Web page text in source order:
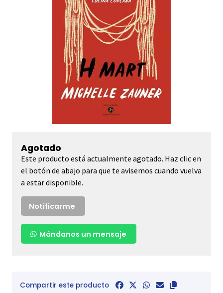
Agotado
Este producto está actualmente agotado. Haz clic en
el botón de abajo para que te avisemos cuando vuelva
a estar disponible.
Notificarme
Mándanos un mensaje
Compartir este producto